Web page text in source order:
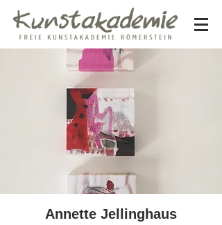
Annette Jellinghaus